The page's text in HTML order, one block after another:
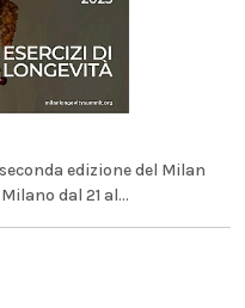
edizione del Milan
dal 21 al...